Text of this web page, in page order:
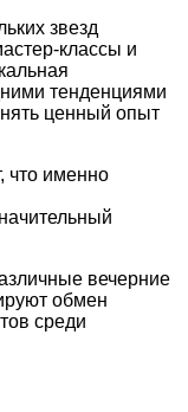
звезд
классы и
тенденциями
ценный опыт
что именно
вечерние
обмен
среди